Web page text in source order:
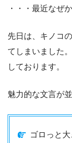
・・・最近なぜ
先日は、キノコ
てしまいました
しております。
魅力的な文言が
ゴロっと